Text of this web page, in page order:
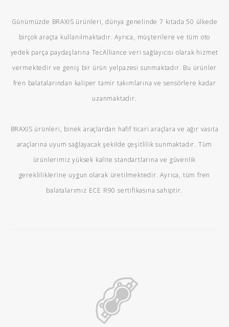
Günümüzde BRAXIS ürünleri, dünya genelinde 7 kıtada 50 ülkede
birçok araçta kullanılmaktadır. Ayrıca, müşterilere ve tüm oto
yedek parça paydaşlarına TecAlliance veri sağlayıcısı olarak hizmet
vermektedir ve geniş bir ürün yelpazesi sunmaktadır. Bu ürünler
fren balatalarından kaliper tamir takımlarına ve sensörlere kadar
uzanmaktadır.
BRAXIS ürünleri, binek araçlardan hafif ticari araçlara ve ağır vasıta
araçlarına uyum sağlayacak şekilde çeşitlilik sunmaktadır. Tüm
ürünlerimiz yüksek kalite standartlarına ve güvenlik
gerekliliklerine uygun olarak üretilmektedir. Ayrıca, tüm fren
balatalarımız ECE R90 sertifikasına sahiptir.